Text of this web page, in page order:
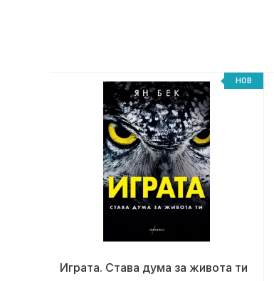
НОВ
Играта. Става дума за живота ти